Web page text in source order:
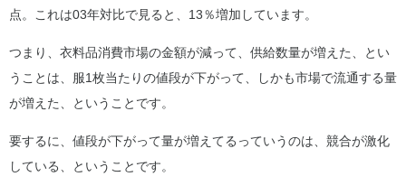
点。これは03年対比で見ると、13％増加しています。
つまり、衣料品消費市場の金額が減って、供給数量が増えた、とい
うことは、服1枚当たりの値段が下がって、しかも市場で流通する量
が増えた、ということです。
要するに、値段が下がって量が増えてるっていうのは、競合が激化
している、ということです。